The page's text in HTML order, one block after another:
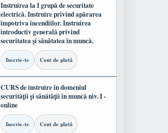
Instruirea la I grupă de securitate
electrică. Instruire privind apărarea
împotriva incendiilor. Instruirea
introductiv generală privind
securitatea și sănătatea în muncă.
Inscrie-te Cont de plată
CURS de instruire în domeniul
securității și sănătății în muncă niv. I -
online
Inscrie-te Cont de plată